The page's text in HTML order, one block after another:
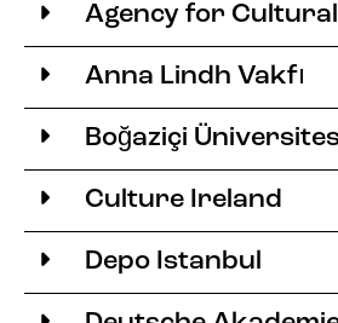
Agency for
Anna Lindh Vakfı
Boğaziçi
Culture Ireland
Depo Istanbul